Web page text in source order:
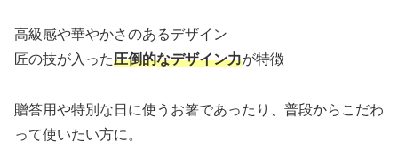
高級感や華やかさのあるデザイン
匠の技が入った圧倒的なデザイン力が特徴
贈答用や特別な日に使うお箸であったり、普段からこだわ
って使いたい方に。